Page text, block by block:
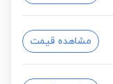
مشاهده قیمت